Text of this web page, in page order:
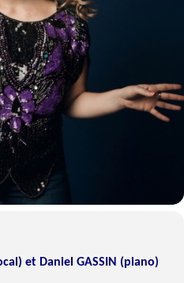
et Daniel GASSIN (piano)